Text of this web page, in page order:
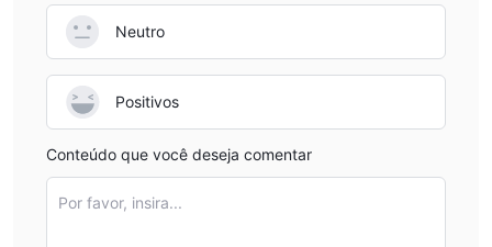
Neutro
Positivos
Conteúdo que você deseja comentar
Por favor, insira...